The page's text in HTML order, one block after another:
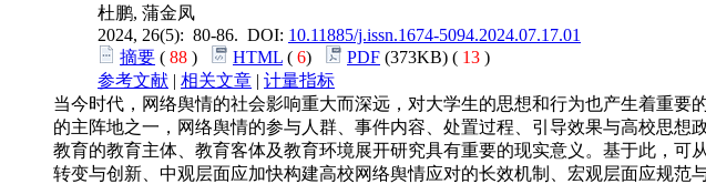
杜鹏, 蒲金凤
2024, 26(5): 80-86. DOI: 10.11885/j.issn.1674-5094.2024.07.17.01
摘要 ( 88 ) HTML ( 6) PDF (373KB) ( 13 )
参考文献 | 相关文章 | 计量指标
当今时代，网络舆情的社会影响重大而深远，对大学生的思想和行为也产生着重
的主阵地之一，网络舆情的参与人群、事件内容、处置过程、引导效果与高校思
教育的教育主体、教育客体及教育环境展开研究具有重要的现实意义。基于此，
转变与创新、中观层面应加快构建高校网络舆情应对的长效机制、宏观层面应规范